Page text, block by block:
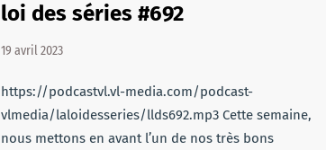
loi des séries #692
19 avril 2023
https://podcastvl.vl-media.com/podcast-
vlmedia/laloidesseries/llds692.mp3 Cette semaine,
nous mettons en avant l’un de nos très bons